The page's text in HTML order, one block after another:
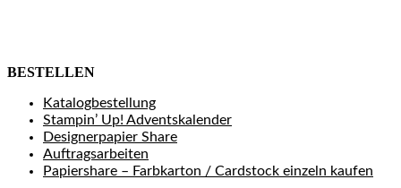
BESTELLEN
Katalogbestellung
Stampin’ Up! Adventskalender
Designerpapier Share
Auftragsarbeiten
Papiershare – Farbkarton / Cardstock einzeln kaufen